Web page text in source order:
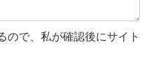
ので、私が確認後にサイト